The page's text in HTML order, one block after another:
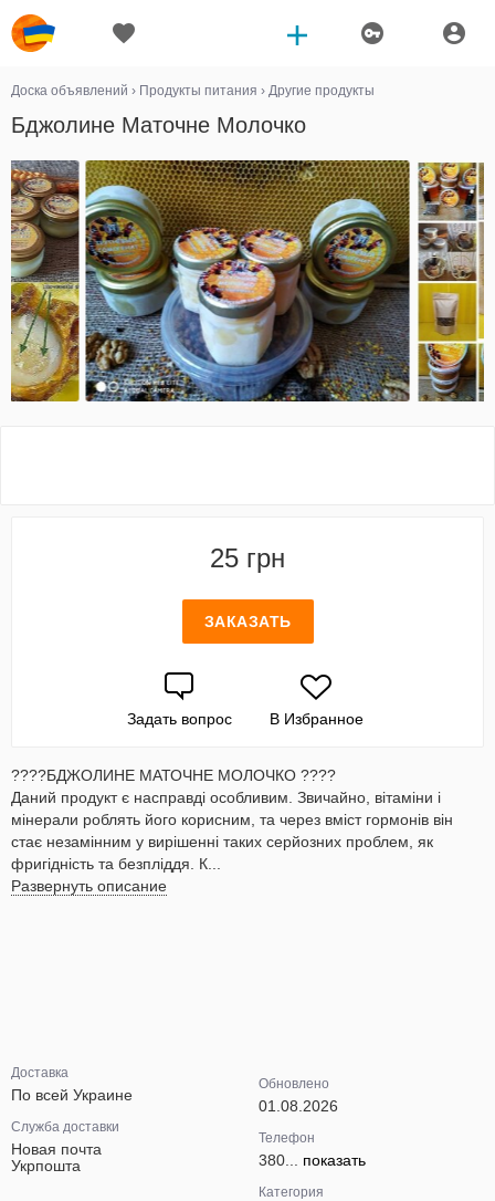
Доска объявлений › Продукты питания › Другие продукты
Бджолине Маточне Молочко
25 грн
ЗАКАЗАТЬ
Задать вопрос В Избранное
????БДЖОЛИНЕ МАТОЧНЕ МОЛОЧКО ????
Даний продукт є насправді особливим. Звичайно, вітаміни і
мінерали роблять його корисним, та через вміст гормонів він
стає незамінним у вирішенні таких серйозних проблем, як
фригідність та безпліддя. К...
Развернуть описание
Доставка
По всей Украине
Служба доставки
Новая почта
Укрпошта
Обновлено
01.08.2026
Телефон
380... показать
Категория